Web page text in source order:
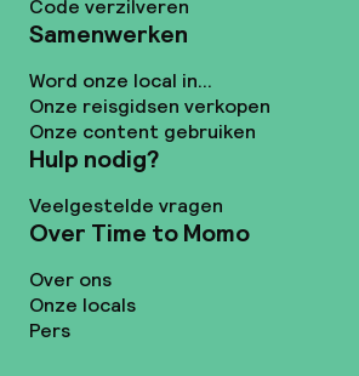
Code verzilveren
Samenwerken
Word onze local in...
Onze reisgidsen verkopen
Onze content gebruiken
Hulp nodig?
Veelgestelde vragen
Over Time to Momo
Over ons
Onze locals
Pers